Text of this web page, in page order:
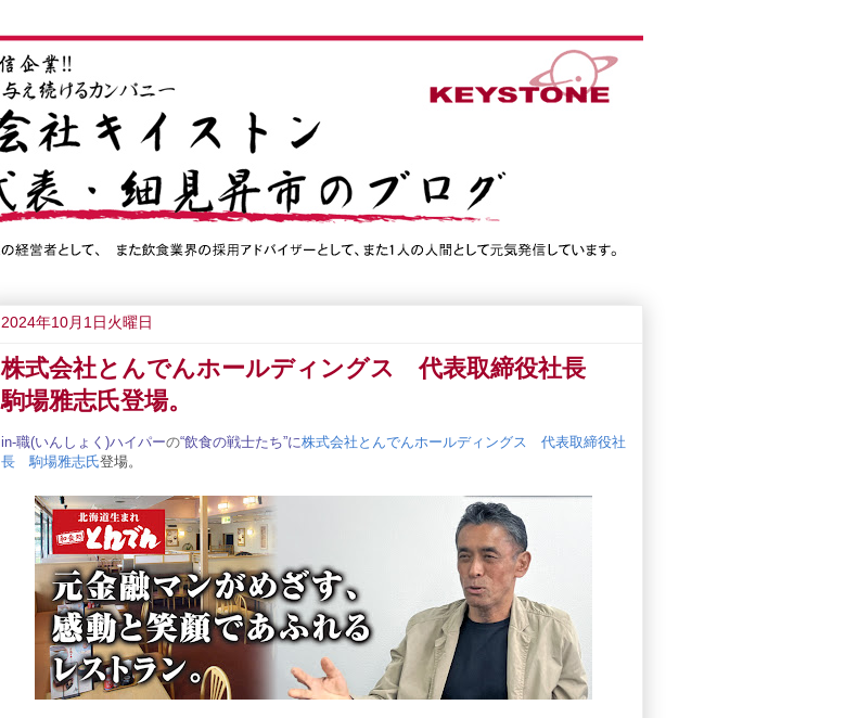
2024年10月1日火曜日
株式会社とんでんホールディングス 代表取締役社長
駒場雅志氏登場。
in-職(いん しょく )ハイパーの“飲食の戦士たち”に株式会社とんでんホールディングス 代表取締役社
長 駒場雅志氏登場。